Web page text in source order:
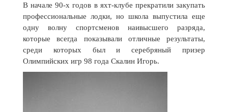
В начале 90-х годов в яхт-клубе прекратили закупать
профессиональные лодки, но школа выпустила еще
одну волну спортсменов наивысшего разряда,
которые всегда показывали отличные результаты,
среди которых был и серебряный призер
Олимпийских игр 98 года Скалин Игорь.